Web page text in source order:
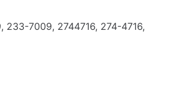
7009, 2744716, 274-4716,